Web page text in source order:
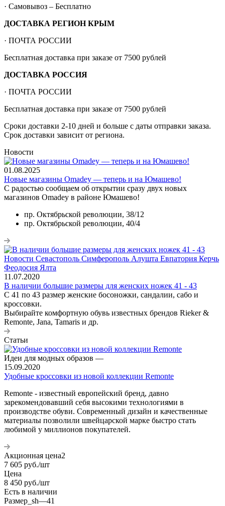
· Самовывоз – Бесплатно
ДОСТАВКА РЕГИОН КРЫМ
· ПОЧТА РОССИИ
Бесплатная доставка при заказе от 7500 рублей
ДОСТАВКА РОССИЯ
· ПОЧТА РОССИИ
Бесплатная доставка при заказе от 7500 рублей
Сроки доставки 2-10 дней и больше с даты отправки заказа.
Срок доставки зависит от региона.
Новости
01.08.2025
Новые магазины Omadey — теперь и на Юмашево!
С радостью сообщаем об открытии сразу двух новых
магазинов Omadey в районе Юмашево!
пр. Октябрьской революции, 38/12
пр. Октябрьской революции, 40/4
11.07.2020
В наличии большие размеры для женских ножек 41 - 43
С 41 по 43 размер женские босоножки, сандалии, сабо и
кроссовки.
Выбирайте комфортную обувь известных брендов Rieker &
Remonte, Jana, Tamaris и др.
Статьи
Идеи для модных образов —
15.09.2020
Удобные кроссовки из новой коллекции Remonte
Remonte - известный европейский бренд, давно
зарекомендовавший себя высокими технологиями в
производстве обуви. Современный дизайн и качественные
материалы позволили швейцарской марке быстро стать
любимой у миллионов покупателей.
Акционная цена2
7 605 руб./шт
Цена
8 450 руб./шт
Есть в наличии
Размер_sh—41